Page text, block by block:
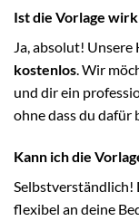
Ist die Vorlage
Ja, absolut!
kostenlos. Wir
und dir ein
ohne dass du dafür
Kann ich die
Selbstverständlich!
flexibel an deine